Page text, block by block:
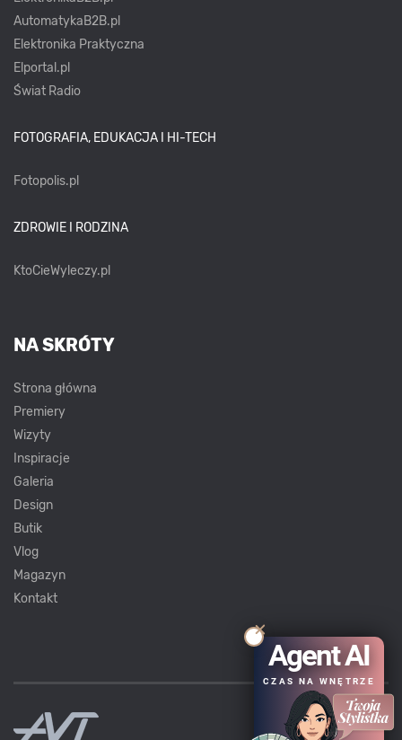
AutomatykaB2B.pl
Elektronika Praktyczna
Elportal.pl
Świat Radio
FOTOGRAFIA, EDUKACJA I HI-TECH
Fotopolis.pl
ZDROWIE I RODZINA
KtoCieWyleczy.pl
NA SKRÓTY
Strona główna
Premiery
Wizyty
Inspiracje
Galeria
Design
Butik
Vlog
Magazyn
Kontakt
Agent AI
CZAS NA WNĘTRZE